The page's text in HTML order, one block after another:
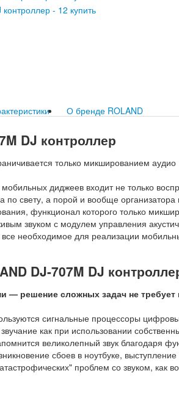
О бренде ROLAND
DJ контроллер
только микшированием аудио
мобильных диджеев входит не только
по свету, а порой и вообще
функционал которого только
звуком с модулем управления
все необходимое для реализации
DJ-707M DJ
— решение сложных задач не
сигнальные процессоры
как при использовании
великолепный звук
сбоев в ноутбуке,
проблем со звуком, как